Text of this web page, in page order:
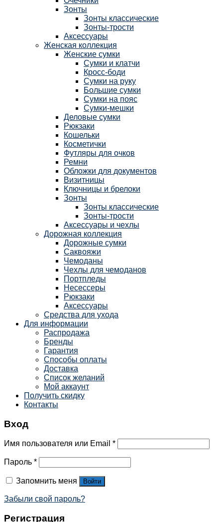
Зонты
Зонты классические
Зонты-трости
Аксессуары
Женская коллекция
Женские сумки
Сумки и клатчи
Кросс-боди
Сумки на руку
Большие сумки
Сумки на пояс
Сумки-мешки
Деловые сумки
Рюкзаки
Кошельки
Косметички
Футляры для очков
Ремни
Обложки для документов
Визитницы
Ключницы и брелоки
Зонты
Зонты классические
Зонты-трости
Аксессуары и чехлы
Дорожная коллекция
Дорожные сумки
Саквояжи
Чемоданы
Чехлы для чемоданов
Портпледы
Несессеры
Рюкзаки
Аксессуары
Средства для ухода
Для информации
Распродажа
Бренды
Гарантия
Способы оплаты
Доставка
Список желаний
Мой аккаунт
Получить скидку
Контакты
Вход
Имя пользователя или Email *
Пароль *
Запомнить меня Войти
Забыли свой пароль?
Регистрация